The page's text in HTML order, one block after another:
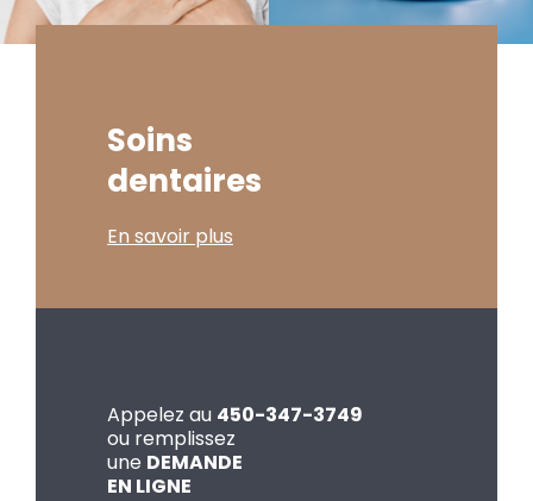
Soins
dentaires
En savoir plus
Appelez au 450-347-3749
ou remplissez
une DEMANDE
EN LIGNE